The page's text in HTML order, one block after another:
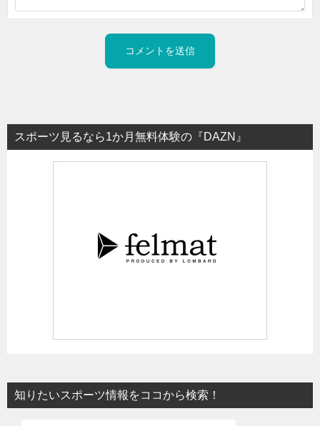
スポーツ見るなら1か月無料体験の『DAZN』
知りたいスポーツ情報をココから検索！